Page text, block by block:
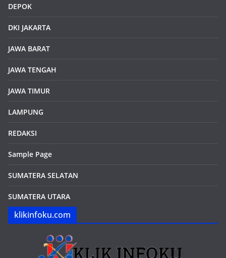
DEPOK
DKI JAKARTA
JAWA BARAT
JAWA TENGAH
JAWA TIMUR
LAMPUNG
REDAKSI
Sample Page
SUMATERA SELATAN
SUMATERA UTARA
klikinfoku.com